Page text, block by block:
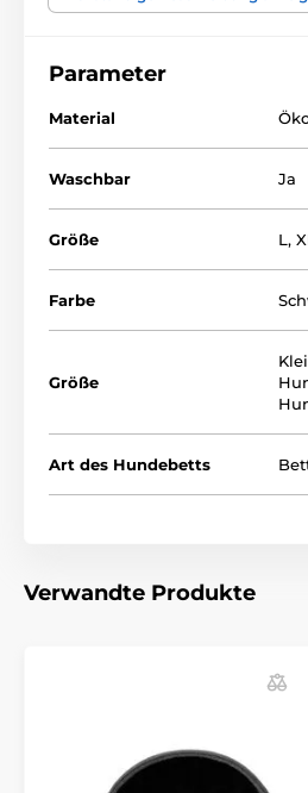
schnell vernichtet.
Unterer Teil - Gewebe aus
Füllung - Matratze aus
Dieses hochwertige und
Nachteile
Parameter
Material
Waschbar Ja
Größe L,
Farbe
Größe
Art des Hundebetts
Verwandte Produkte